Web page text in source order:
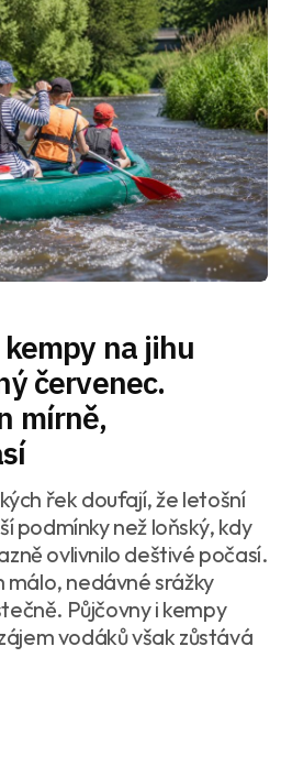
na jihu
červenec.
mírně,
řek doufají, že letošní
podmínky než loňský, kdy
ovlivnilo deštivé počasí.
málo, nedávné srážky
Půjčovny i kempy
vodáků však zůstává